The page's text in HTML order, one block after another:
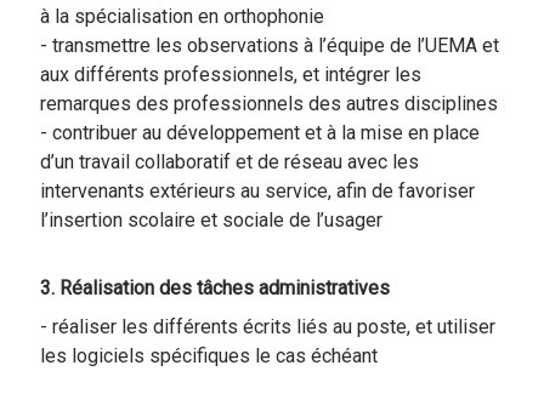
à la spécialisation en orthophonie
- transmettre les observations à l’équipe de l’UEMA et
aux différents professionnels, et intégrer les
remarques des professionnels des autres disciplines
- contribuer au développement et à la mise en place
d’un travail collaboratif et de réseau avec les
intervenants extérieurs au service, afin de favoriser
l’insertion scolaire et sociale de l’usager
3. Réalisation des tâches administratives
- réaliser les différents écrits liés au poste, et utiliser
les logiciels spécifiques le cas échéant